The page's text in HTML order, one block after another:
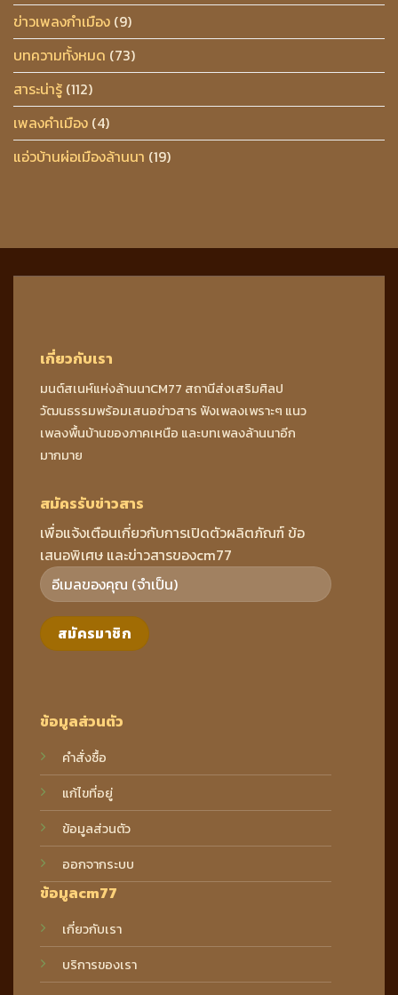
ข่าวเพลงกำเมือง (9)
บทความทั้งหมด (73)
สาระน่ารู้ (112)
เพลงคำเมือง (4)
แอ่วบ้านผ่อเมืองล้านนา (19)
เกี่ยวกับเรา
มนต์สเนห์แห่งล้านนาCM77 สถานีส่งเสริมศิลป
วัฒนธรรมพร้อมเสนอข่าวสาร ฟังเพลงเพราะๆ แนว
เพลงพื้นบ้านของภาคเหนือ และบทเพลงล้านนาอีก
มากมาย
ข้อมูลส่วนตัว
คำสั่งซื้อ
แก้ไขที่อยู่
ข้อมูลส่วนตัว
ออกจากระบบ
ข้อมูลcm77
เกี่ยวกับเรา
บริการของเรา
สมัครรับข่าวสาร
เพื่อแจ้งเตือนเกี่ยวกับการเปิดตัวผลิตภัณฑ์ ข้อ
เสนอพิเศษ และข่าวสารของcm77